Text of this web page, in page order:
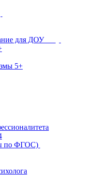
для ДОУ
5+
по ФГОС)